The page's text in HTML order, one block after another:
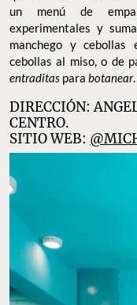
un menú de
experimentales y
manchego y cebollas
cebollas al miso, o de
entraditas para botanear.
DIRECCIÓN:
CENTRO.
SITIO WEB: